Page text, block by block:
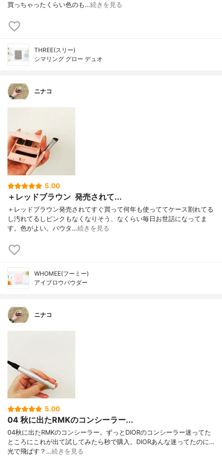
買っちゃったくらい色のも…続きを見る
THREE(スリー)
シマリング グロー デュオ
ニナコ
5.00
＋レッドブラウン ㅤ 発売されて...
＋レッドブラウンㅤ発売されてすぐ買って何年も使っててケース割れてる
し汚れてるしピンクもなくなりそう、なくらい毎日お世話になってま
す。色がよい。パウタ…続きを見る
WHOMEE(フーミー)
アイブロウパウダー
ニナコ
5.00
04 秋に出たRMKのコンシーラー...
04秋に出たRMKのコンシーラー。ずっとDIORのコンシーラー迷ってた
ところにこれが出て試してみたら秒で購入。DIORあんな迷ってたのに…
光で飛ばす？…続きを見る